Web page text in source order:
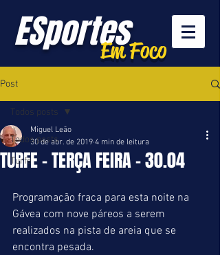
ESportesEm Foco
Post
Todos posts
Turfe
Todos posts
TURFE - TERÇA FEIRA - 30.04
Miguel Leão
30 de abr. de 2019 4 min de leitura
Programação fraca para esta noite na
Gávea com nove páreos a serem
realizados na pista de areia que se
encontra pesada.